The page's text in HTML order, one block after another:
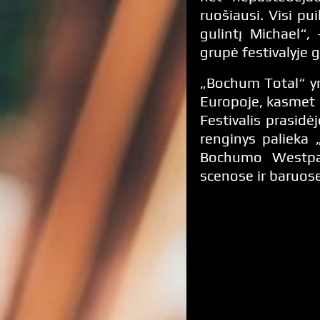
ruošiausi. Visi
gulintį Michael“,
grupė festivalyje
„Bochum Total“
Europoje, kasmet
Festivalis
renginys palieka
Bochumo
scenose ir